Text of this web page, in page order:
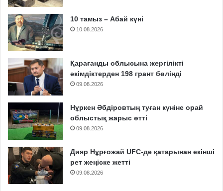
10 тамыз – Абай күні
10.08.2026
Қарағанды облысына жергілікті
әкімдіктерден 198 грант бөлінді
09.08.2026
Нұркен Әбдіровтың туған күніне орай
облыстық жарыс өтті
09.08.2026
Дияр Нұрғожай UFC-де қатарынан екінші
рет жеңіске жетті
09.08.2026